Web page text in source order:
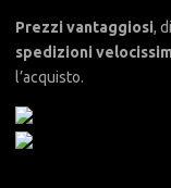
Prezzi vantaggiosi,
spedizioni
l’acquisto.